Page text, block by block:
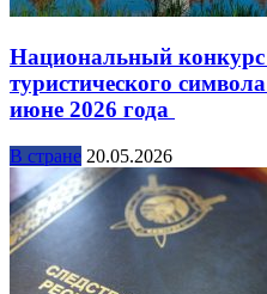
Национальный конкурс
туристического
июне 2026 года
В стране 20.05.2026